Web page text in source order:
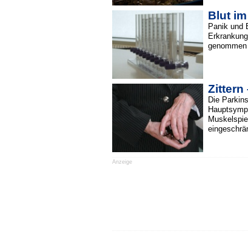
Blut
Panik und
Zittern
Die
Anzeige